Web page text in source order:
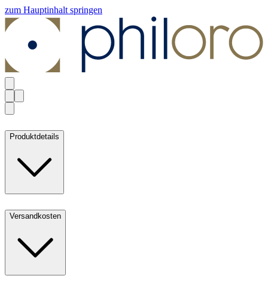
zum Hauptinhalt springen
Produktdetails
Versandkosten